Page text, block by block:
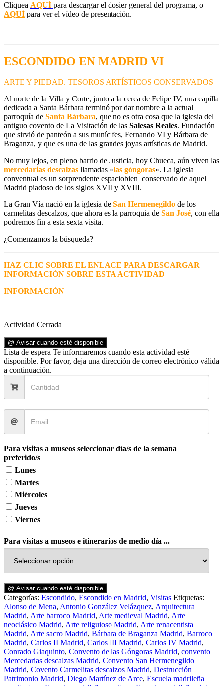
Cliquea AQUÍ para descargar el dosier general del programa, o
AQUÍ para ver el vídeo de presentación.
ESCONDIDO EN MADRID VI
ARTE Y PIEDAD. TESOROS ARTÍSTICOS CONSERVADOS
Al norte de la Villa y Corte, junto a la cerca de Felipe IV, una capilla
dedicada a Santa Bárbara terminó por dar nombre a la actual
parroquía de Santa Bárbara, que no es otra cosa que la iglesia del
antiguo covento de La Visitación de las Salesas Reales. Fundación
que sirvió de panteón a sus munícifes, Fernando VI y Bárbara de
Braganza, y que es una de las grandes joyas artísticas de Madrid.
No muy lejos, en pleno barrio de Justicia, hoy Chueca, aún viven las
mercedarias descalzas llamadas «las góngoras«. La iglesia
conventual es un sorprendente espaciobien conservado de aquel
Madrid piadoso de los siglos XVII y XVIII.
La Gran Vía nació en la iglesia de San Hermenegildo de los
carmelitas descalzos, que ahora es la parroquia de San José, con ella
podremos fin a esta sexta visita.
¿Comenzamos la búsqueda?
HAZ CLIC SOBRE EL ENLACE PARA DESCARGAR
INFORMACIÓN SOBRE ESTA ACTIVIDAD
INFORMACIÓN
Actividad Cerrada
@ Avisar cuando esté disponible
Lista de espera Te informaremos cuando esta actividad esté
disponible. Por favor, deja una dirección de correo electrónico válida
a continuación.
Para visitas a museos seleccionar día/s de la semana
preferido/s
Lunes
Martes
Miércoles
Jueves
Viernes
Para visitas a museos e itinerarios de medio día ...
@ Avisar cuando esté disponible
Categorías: Escondido, Escondido en Madrid, Visitas Etiquetas:
Alonso de Mena, Antonio González Velázquez, Arquitectura
Madrid, Arte barroco Madrid, Arte medieval Madrid, Arte
neoclásico Madrid, Arte religuioso Madrid, Arte renacentista
Madrid, Arte sacro Madrid, Bárbara de Braganza Madrid, Barroco
Madrid, Carlos II Madrid, Carlos III Madrid, Carlos IV Madrid,
Conrado Giaquinto, Convento de las Góngoras Madrid, convento
Mercedarias descalzas Madrid, Convento San Hermenegildo
Madrid, Covento Carmelitas descalzos Madrid, Destrucción
Patrimonio Madrid, Diego Martínez de Arce, Escuela madrileña